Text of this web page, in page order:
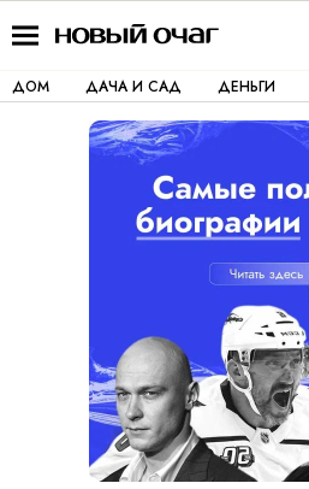
ДОМ ДАЧА И САД ДЕНЬГИ